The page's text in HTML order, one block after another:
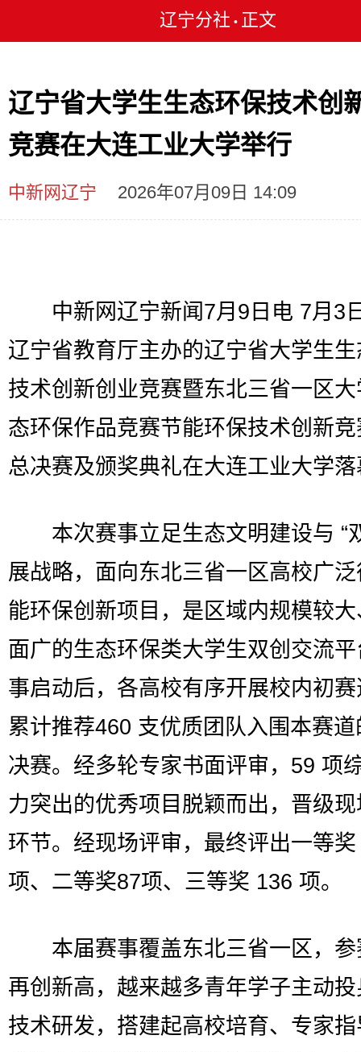
辽宁分社 • 正文
辽宁省大学生生态环保技术创
竞赛在大连工业大学举行
中新网辽宁 2026年07月09日 14:09
中新网辽宁新闻7月9日电 7月3
辽宁省教育厅主办的辽宁省大学生
技术创新创业竞赛暨东北三省一区
态环保作品竞赛节能环保技术创新
总决赛及颁奖典礼在大连工业大学
本次赛事立足生态文明建设与 “
展战略，面向东北三省一区高校广
能环保创新项目，是区域内规模较
面广的生态环保类大学生双创交流
事启动后，各高校有序开展校内初
累计推荐460 支优质团队入围本赛
决赛。经多轮专家书面评审，59 项
力突出的优秀项目脱颖而出，晋级
环节。经现场评审，最终评出一等
项、二等奖87项、三等奖 136 项。
本届赛事覆盖东北三省一区，参
再创新高，越来越多青年学子主动
技术研发，搭建起高校培育、专家